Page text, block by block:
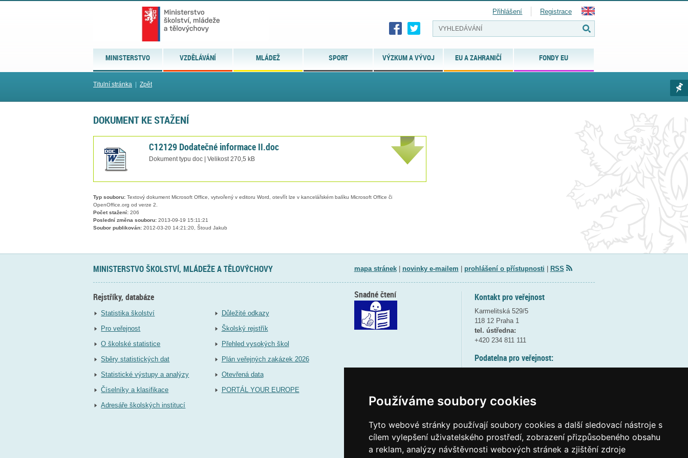
Používáme soubory cookies
Tyto webové stránky používají soubory cookies a další sledovací nástroje s
cílem vylepšení uživatelského prostředí, zobrazení přizpůsobeného obsahu
a reklam, analýzy návštěvnosti webových stránek a zjištění zdroje
MINISTERSTVO VZDĚLÁVÁNÍ MLÁDEŽ SPORT VÝZKUM A VÝVOJ EU A ZAHRANIČÍ FONDY EU
Přihlášení Registrace
Titulní stránka Zpět
DOKUMENT KE STAŽENÍ
C12129 Dodatečné informace II.doc
Dokument typu doc | Velikost 270,5 kB
Typ souboru: Textový dokument Microsoft Office, vytvořený v editoru Word, otevřít lze v kancelářském balíku Microsoft Office či
OpenOffice.org od verze 2.
Počet stažení: 206
Poslední změna souboru: 2013-09-19 15:11:21
Soubor publikován: 2012-03-20 14:21:20, Štoud Jakub
MINISTERSTVO ŠKOLSTVÍ, MLÁDEŽE A TĚLOVÝCHOVY mapa stránek| novinky e-mailem prohlášení o přístupnosti RSS
Rejstříky, databáze
Statistika školství
Pro veřejnost
O školské statistice
Sběry statistických dat
Statistické výstupy a analýzy
Číselníky a klasifikace
Adresáře školských institucí
Důležité odkazy
Školský rejstřík
Přehled vysokých škol
Plán veřejných zakázek 2026
Otevřená data
PORTÁL YOUR EUROPE
Kontakt pro veřejnost
Karmelitská 529/5
118 12 Praha 1
tel. ústředna:
+420 234 811 111
Podatelna pro veřejnost:
(více informací
Elektronická podatelna:
posta@msmtgov cz
Snadné čtení